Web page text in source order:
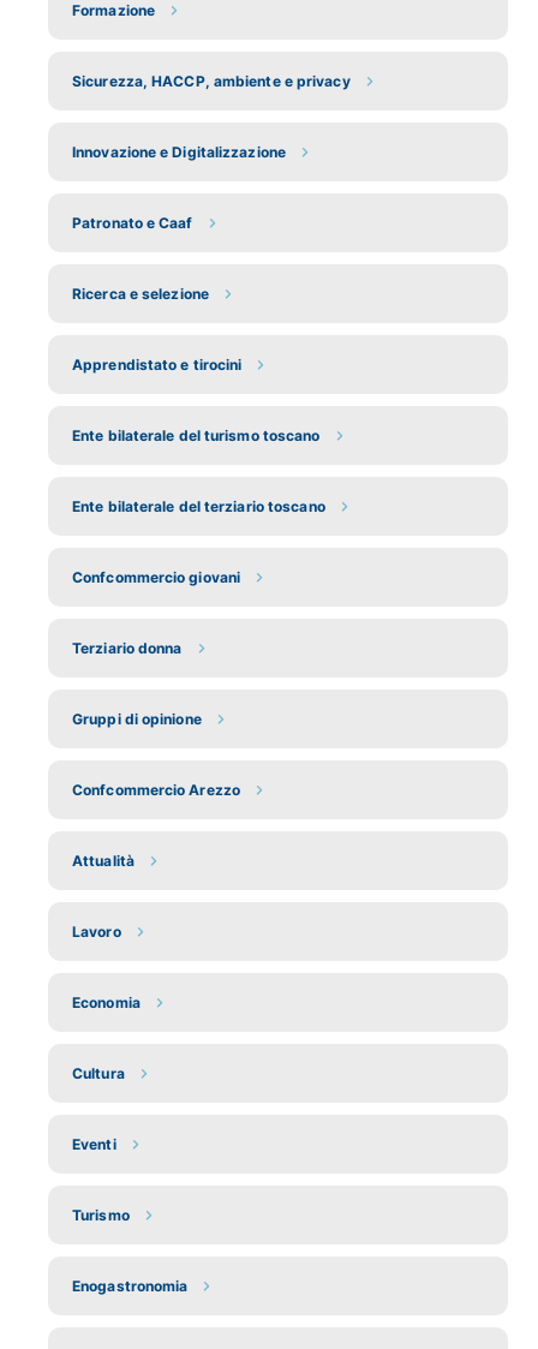
Formazione
Sicurezza, HACCP, ambiente e privacy
Innovazione e Digitalizzazione
Patronato e Caaf
Ricerca e selezione
Apprendistato e tirocini
Ente bilaterale del turismo toscano
Ente bilaterale del terziario toscano
Confcommercio giovani
Terziario donna
Gruppi di opinione
Confcommercio Arezzo
Attualità
Lavoro
Economia
Cultura
Eventi
Turismo
Enogastronomia